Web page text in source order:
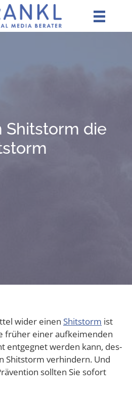
Shit­s­torm die
wider einen Shit­s­torm ist
frü­her einer auf­kei­men­den
ent­geg­net wer­den kann, des­
Shit­s­torm ver­hin­dern. Und
soll­ten Sie sofort